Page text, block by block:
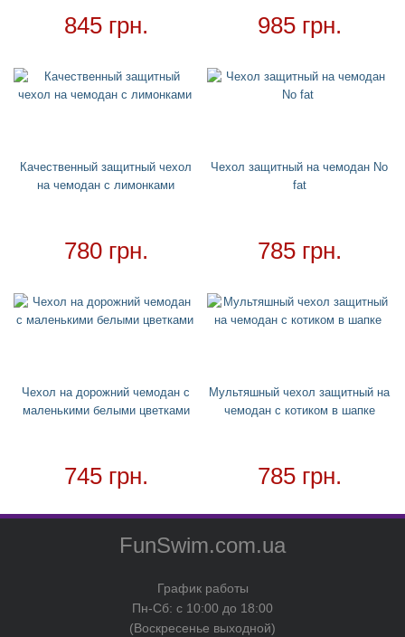
Пледы
Купальники
Надувные подстаканники
Аксессуары
Cмешные очки
Чехлы для чемоданов
Ремни для чемодана
Для дома
+
845 грн. 985 грн.
Качественный защитный чехол
на чемодан с лимонками
780 грн.
Чехол защитный на чемодан No
fat
785 грн.
Чехол на дорожний чемодан с
маленькими белыми цветками
745 грн.
Мультяшный чехол защитный на
чемодан с котиком в шапке
785 грн.
FunSwim.com.ua
График работы
Пн-Сб: с 10:00 до 18:00
(Воскресенье выходной)